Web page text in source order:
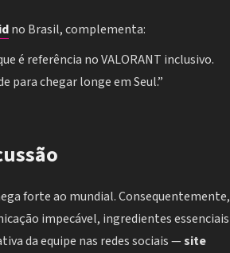
no Brasil, complementa:
é referência no VALORANT inclusivo.
para chegar longe em Seul.”
forte ao mundial. Consequentemente,
impecável, ingredientes essenciais
da equipe nas redes sociais —site